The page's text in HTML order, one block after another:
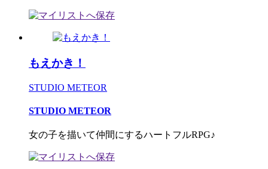
もえかき！
STUDIO METEOR
STUDIO METEOR
女の子を描いて仲間にするハートフルRPG♪